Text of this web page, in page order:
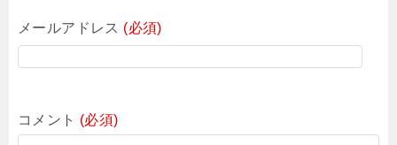
メールアドレス (必須)
コメント (必須)